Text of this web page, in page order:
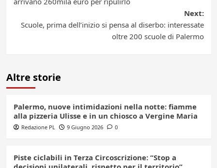
Next:
Scuole, prima dell’inizio si pensa al diserbo: interessate
oltre 200 scuole di Palermo
Altre storie
Palermo, nuove intimidazioni nella notte: fiamme
alla pizzeria Ulisse e in un chiosco a Vergine Maria
Redazione PL 9 Giugno 2026 0
Piste ciclabili in Terza Circoscrizione: “Stop a